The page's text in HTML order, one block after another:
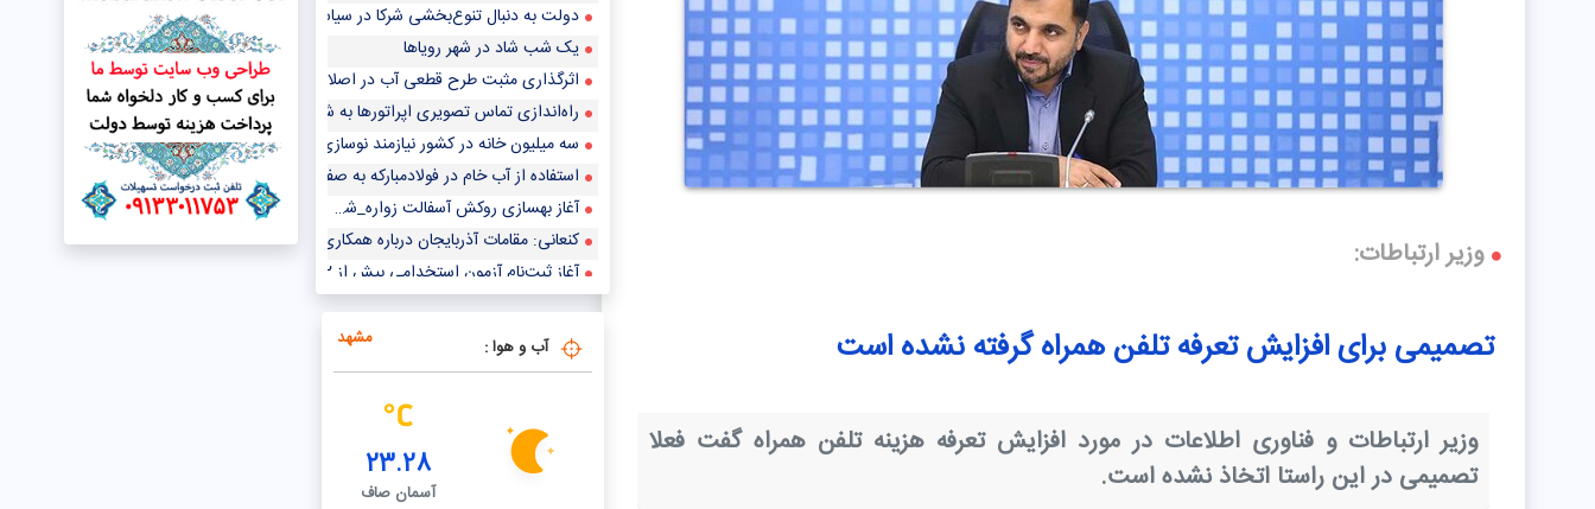
وزیر ارتباطات:
تصمیمی برای افزایش تعرفه تلفن همراه گرفته نشده است
وزیر ارتباطات و فناوری اطلاعات در مورد افزایش تعرفه هزینه تلفن همراه گفت فعلا
تصمیمی در این راستا اتخاذ نشده است.
دولت به دنبال تنوع‌بخشی شرکا در سیاست خارجی/ کارشناسان چه می‌گویند؟
یک شب شاد در شهر رویاها
اثرگذاری مثبت طرح قطعی آب در اصلاح رفتار پرمصرف‌ها
راه‌اندازی تماس تصویری اپراتورها به شکل آزمایشی
سه میلیون خانه در کشور نیازمند نوسازی است
استفاده از آب خام در فولادمبارکه به صفر می رسد/تولید ۶۰۰ مگاوات برق تجدیدپذیر با نیروگاه خورشیدی
آغاز بهسازی روکش آسفالت زواره_شهراب
کنعانی: مقامات آذربایجان درباره همکاری‌های ضدایرانی با رژیم صهیونیستی توضیح دهند
آغاز ثبت‌نام آزمون استخدامی بیش از ۱۲ دستگاه اجرایی از سه‌شنبه
دستور رئیس جمهوری برای حل ناترازی انرژی/ وعده برای گذر از زمستانی سرد
آب و هوا : مشهد
23.28
آسمان صاف